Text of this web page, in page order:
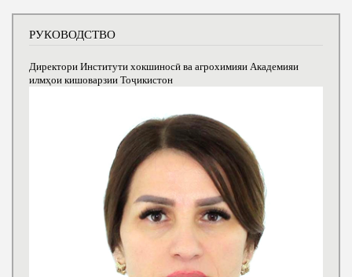
РУКОВОДСТВО
Директори Институти хокшиносӣ ва агрохимияи Академияи
илмҳои кишоварзии Тоҷикистон